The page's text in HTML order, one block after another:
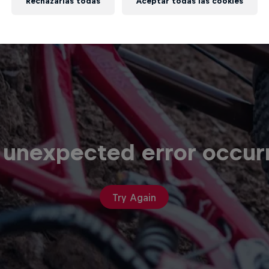
error
Try Again